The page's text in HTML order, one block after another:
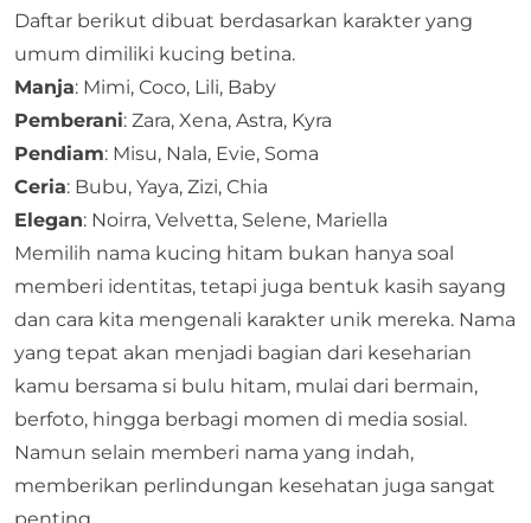
Daftar berikut dibuat berdasarkan karakter yang
umum dimiliki kucing betina.
Manja: Mimi, Coco, Lili, Baby
Pemberani: Zara, Xena, Astra, Kyra
Pendiam: Misu, Nala, Evie, Soma
Ceria: Bubu, Yaya, Zizi, Chia
Elegan: Noirra, Velvetta, Selene, Mariella
Memilih nama kucing hitam bukan hanya soal
memberi identitas, tetapi juga bentuk kasih sayang
dan cara kita mengenali karakter unik mereka. Nama
yang tepat akan menjadi bagian dari keseharian
kamu bersama si bulu hitam, mulai dari bermain,
berfoto, hingga berbagi momen di media sosial.
Namun selain memberi nama yang indah,
memberikan perlindungan kesehatan juga sangat